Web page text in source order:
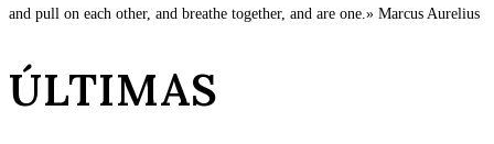
and pull on each other, and breathe together, and are one.» Marcus Aurelius
ÚLTIMAS